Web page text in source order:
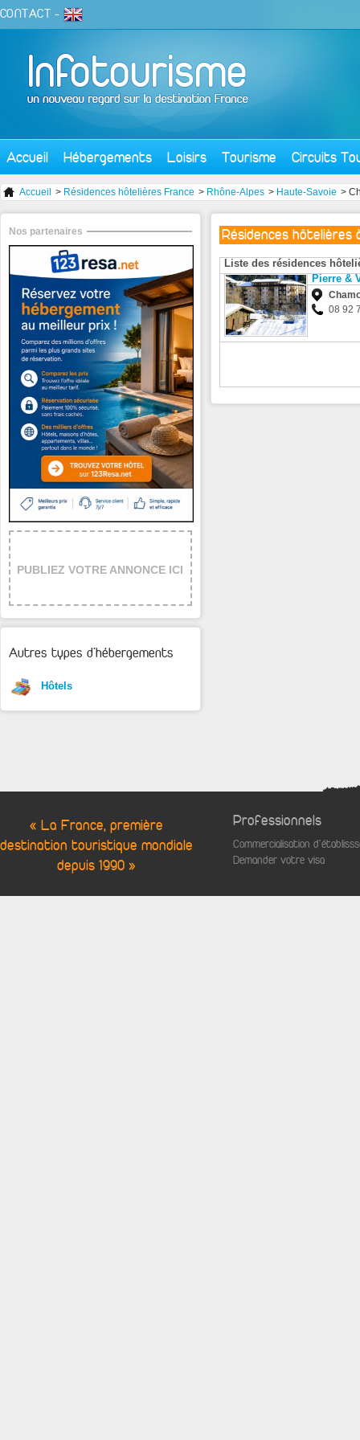
CONTACT -
Accueil Hébergements Loisirs Tourisme Circuits
Accueil > Résidences hôtelières France > Rhône-Alpes > Haute-Savoie >
Résidences
Liste des résidences
Pierre &
08 92
Nos partenaires
PUBLIEZ VOTRE ANNONCE ICI
Autres types d'hébergements
Hôtels
« La France, première
destination touristique mondiale
depuis 1990 »
Professionnels
Commercialisation
Demander votre visa